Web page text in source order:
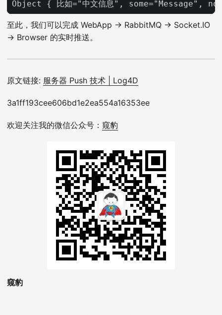
至此，我们可以完成 WebApp -> RabbitMQ -> Socket.IO
-> Browser 的实时推送。
原文链接: 服务器 Push 技术 | Log4D
3a1ff193cee606bd1e2ea554a16353ee
欢迎关注我的微信公众号： 窥豹
窥豹